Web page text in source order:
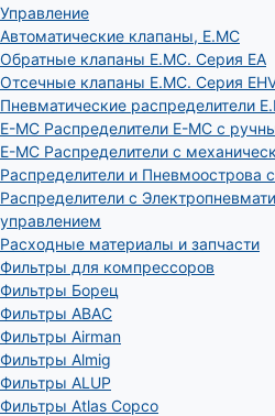
Управление
Автоматические клапаны, Е.МС
Обратные клапаны E.MC. Серия EA
Отсечные клапаны E.MC. Серия
Пневматические распределители
E-MC Распределители E-MC с
E-MC Распределители с
Распределители и Пневмоострова
Распределители с
управлением
Расходные материалы и запчасти
Фильтры для компрессоров
Фильтры Борец
Фильтры ABAC
Фильтры Airman
Фильтры Almig
Фильтры ALUP
Фильтры Atlas Copco